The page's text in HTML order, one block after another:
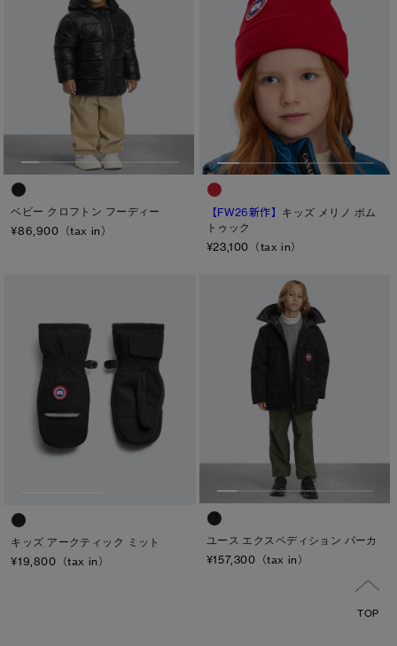
ベビー クロフトン フーディー
¥86,900（tax in）
【FW26新作】 キッズ メリノ ポム
トゥック
¥23,100（tax in）
キッズ アークティック ミット
¥19,800（tax in）
ユース エクスペディション パーカ
¥157,300（tax in）
TOP